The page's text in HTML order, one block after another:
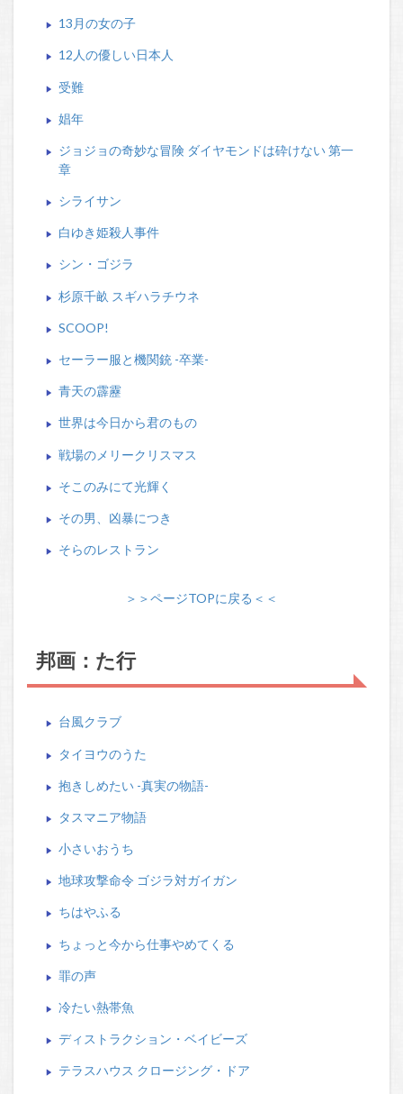
13月の女の子
12人の優しい日本人
受難
娼年
ジョジョの奇妙な冒険 ダイヤモンドは砕けない 第一
章
シライサン
白ゆき姫殺人事件
シン・ゴジラ
杉原千畝 スギハラチウネ
SCOOP!
セーラー服と機関銃 -卒業-
青天の霹靂
世界は今日から君のもの
戦場のメリークリスマス
そこのみにて光輝く
その男、凶暴につき
そらのレストラン
＞＞ページTOPに戻る＜＜
邦画：た行
台風クラブ
タイヨウのうた
抱きしめたい -真実の物語-
タスマニア物語
小さいおうち
地球攻撃命令 ゴジラ対ガイガン
ちはやふる
ちょっと今から仕事やめてくる
罪の声
冷たい熱帯魚
ディストラクション・ベイビーズ
テラスハウス クロージング・ドア